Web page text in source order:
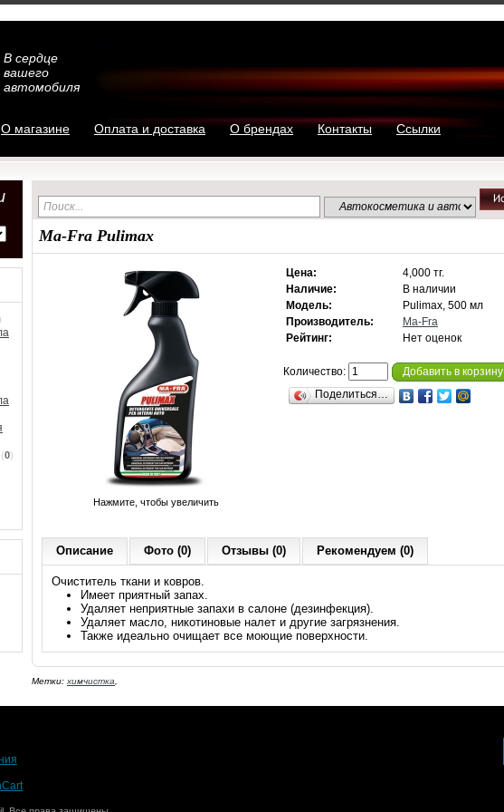
В сердце
вашего
автомобиля
О магазине Оплата и доставка О брендах Контакты Ссылки
(0)
Ma-Fra Pulimax
Нажмите, чтобы увеличить
Цена:
4,000 тг.
Наличие:
В наличии
Модель:
Pulimax, 500 мл
Производитель:
Ma-Fra
Рейтинг:
Нет оценок
Количество:
Добавить в корзину
Поделиться…
Описание Фото (0) Отзывы (0) Рекомендуем (0)
Очиститель ткани и ковров.
Имеет приятный запах.
Удаляет неприятные запахи в салоне (дезинфекция).
Удаляет масло, никотиновые налет и другие загрязнения.
Также идеально очищает все моющие поверхности.
Метки: химчистка